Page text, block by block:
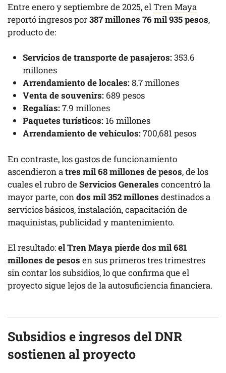
Entre enero y septiembre de 2025, elTren Maya
reportó ingresos por387 millones 76 mil 935 pesos,
producto de:
Servicios de transporte de pasajeros:353.6
millones
Arrendamiento de locales:8.7 millones
Venta de souvenirs: 689 pesos
Regalías:7.9 millones
Paquetes turísticos: 16 millones
Arrendamiento de vehículos:700,681 pesos
En contraste, los gastos de funcionamiento
ascendieron a tres mil 68 millones de pesos, de los
cuales el rubro deServicios Generales concentró la
mayor parte, con dos mil 352 millones destinados a
servicios básicos, instalación, capacitación de
maquinistas, publicidad y mantenimiento.
El resultado:el Tren Maya pierde dos mil 681
millones de pesos en sus primeros tres trimestres
sin contar los subsidios, lo que confirma que el
proyecto sigue lejos de la autosuficiencia financiera.
Subsidios e ingresos del DNR
sostienen al proyecto